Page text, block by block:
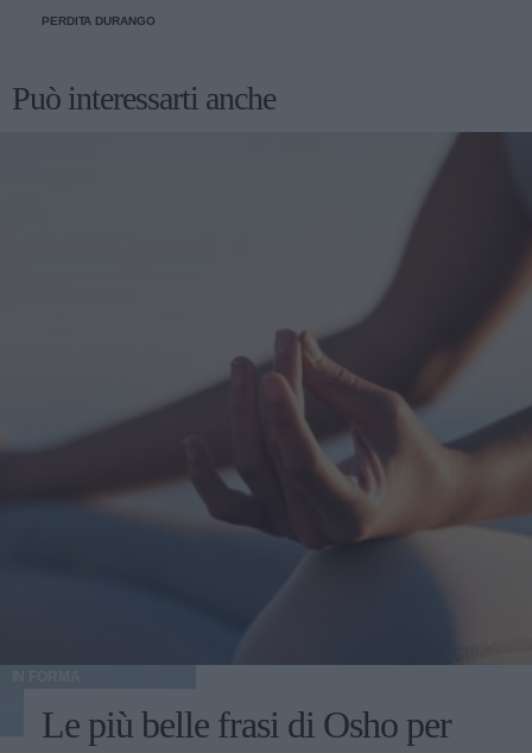
PERDITA DURANGO
Può interessarti anche
Le più belle frasi di Osho per